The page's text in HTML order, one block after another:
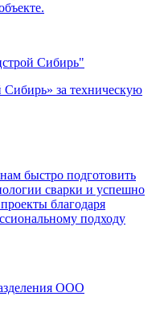
Сибирь"
быстро подготовить
сварки и успешно
благодаря
подходу
ООО